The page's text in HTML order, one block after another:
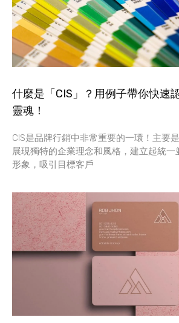
什麼是「CIS」？用例子帶你快速
靈魂！
CIS是品牌行銷中非常重要的一環！主要
展現獨特的企業理念和風格，建立起統一
形象，吸引目標客戶